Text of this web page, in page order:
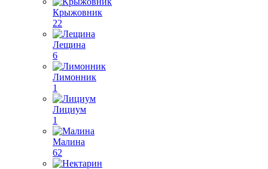
Крыжовник
22
Лещина
6
Лимонник
1
Лициум
1
Малина
62